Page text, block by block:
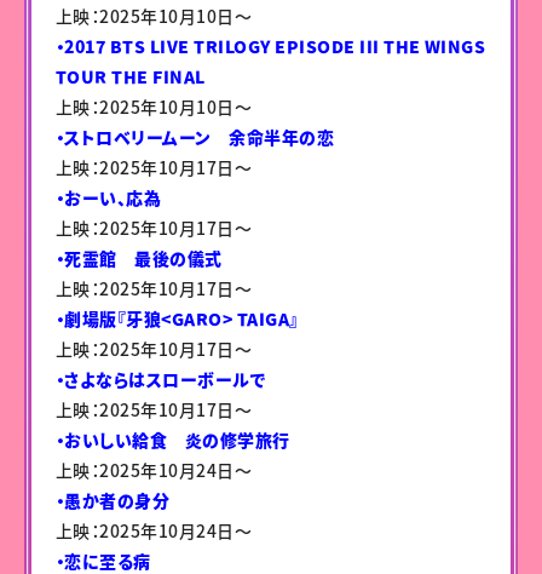
上映：2025年10月10日〜
・2017 BTS LIVE TRILOGY EPISODE III THE WINGS
TOUR THE FINAL
上映：2025年10月10日〜
・ストロベリームーン 余命半年の恋
上映：2025年10月17日〜
・おーい、応為
上映：2025年10月17日〜
・死霊館 最後の儀式
上映：2025年10月17日〜
・劇場版『牙狼<GARO> TAIGA』
上映：2025年10月17日〜
・さよならはスローボールで
上映：2025年10月17日〜
・おいしい給食 炎の修学旅行
上映：2025年10月24日〜
・愚か者の身分
上映：2025年10月24日〜
・恋に至る病